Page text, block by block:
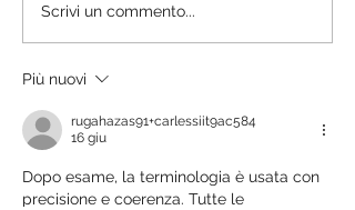
FRATELLI CARLESSI, NUOVI
MACCHINARI PER LA
CAMPIONATURA
Scrivi un commento...
Più nuovi
rugahazas91+carlessiit9ac584
16 giu
Dopo esame, la terminologia è usata con
precisione e coerenza. Tutte le